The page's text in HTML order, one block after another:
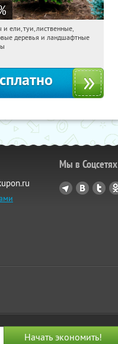
Получили:
обл., г. Химки,
и ели, туи, лиственные,
деревья и ландшафтные
Мы в Соцсетях